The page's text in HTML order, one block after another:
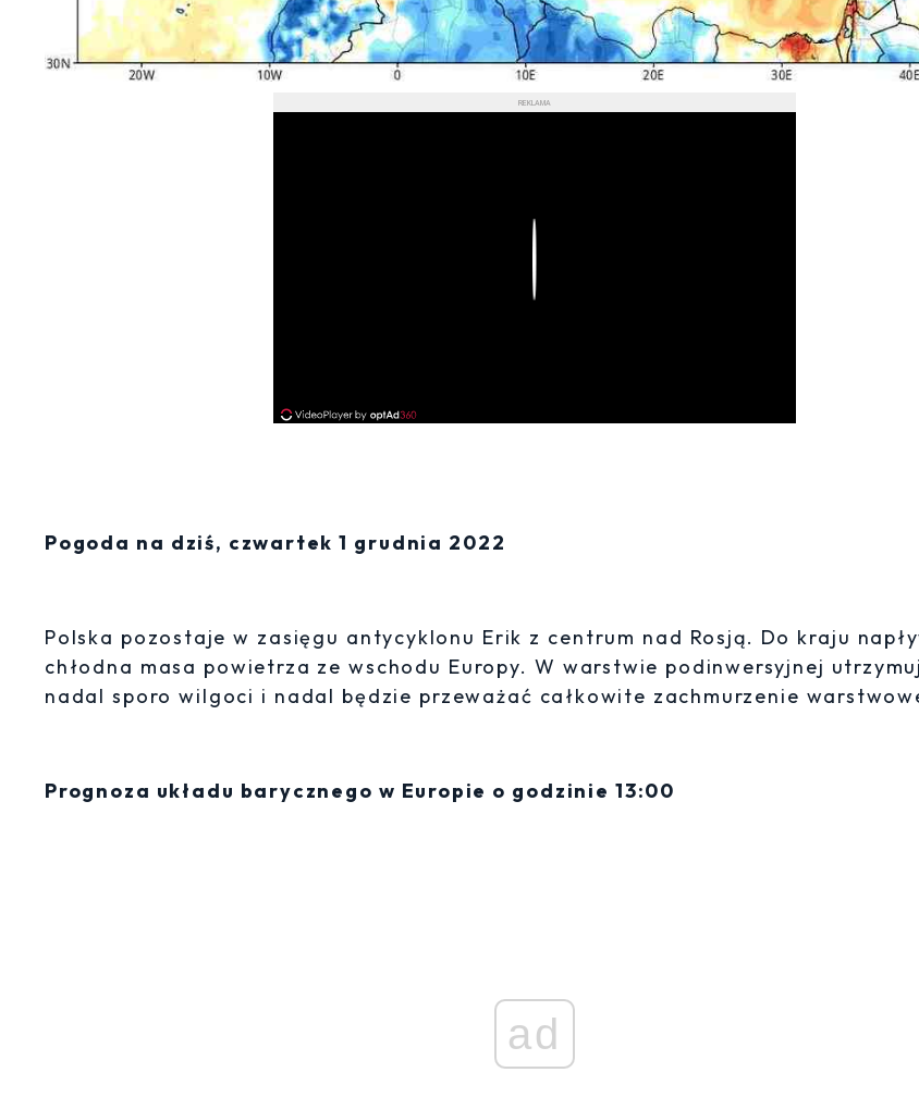
REKLAMA
Pogoda na dziś, czwartek 1 grudnia 2022
Polska pozostaje w zasięgu antycyklonu Erik z centrum nad Rosją. Do kraju
chłodna masa powietrza ze wschodu Europy. W warstwie podinwersyjnej
nadal sporo wilgoci i nadal będzie przeważać całkowite zachmurzenie
Prognoza układu barycznego w Europie o godzinie 13:00
ad